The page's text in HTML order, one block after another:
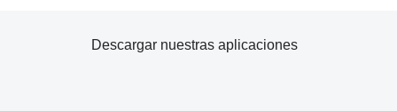
Descargar nuestras aplicaciones